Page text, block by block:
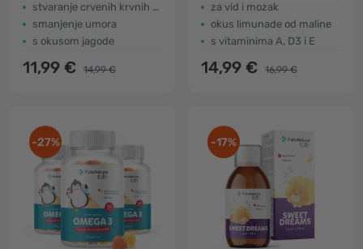
stvaranje crvenih krvnih stanica i hemoglobina
smanjenje umora
s okusom jagode
11,99 € 14,99 €
za vid i mozak
okus limunade od maline
s vitaminima A, D3 i E
14,99 € 16,99 €
-27% -17%